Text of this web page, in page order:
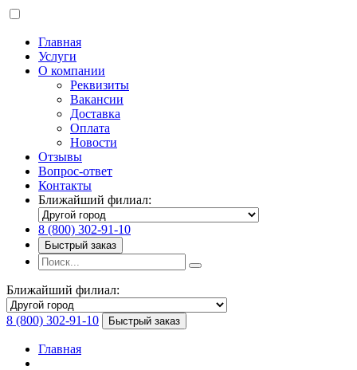
Главная
Услуги
О компании
Реквизиты
Вакансии
Доставка
Оплата
Новости
Отзывы
Вопрос-ответ
Контакты
Ближайший филиал:
8 (800) 302-91-10
Быстрый заказ
Ближайший филиал:
8 (800) 302-91-10 Быстрый заказ
Главная